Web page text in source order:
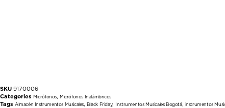
SKU 9170006
Categories Micrófonos, Micrófonos Inalámbricos
Tags Almacén Instrumentos Musicales, Black Friday, Instrumentos Musicales Bogotá, instrumentos